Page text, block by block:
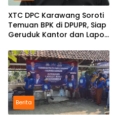
XTC DPC Karawang Soroti
Temuan BPK di DPUPR, Siap
Geruduk Kantor dan Lapor
Berita